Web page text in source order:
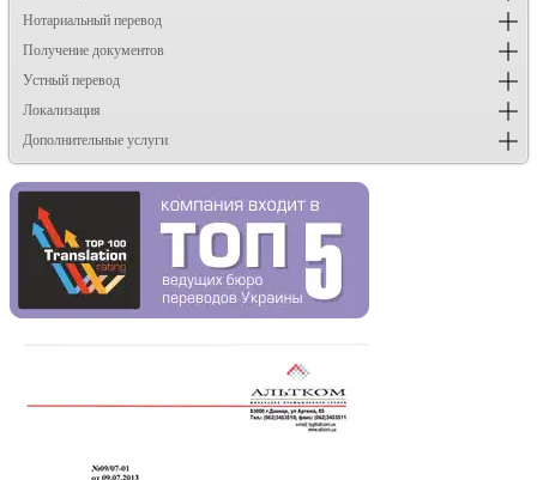
Нотариальный перевод
Получение документов
Устный перевод
Локализация
Дополнительные услуги